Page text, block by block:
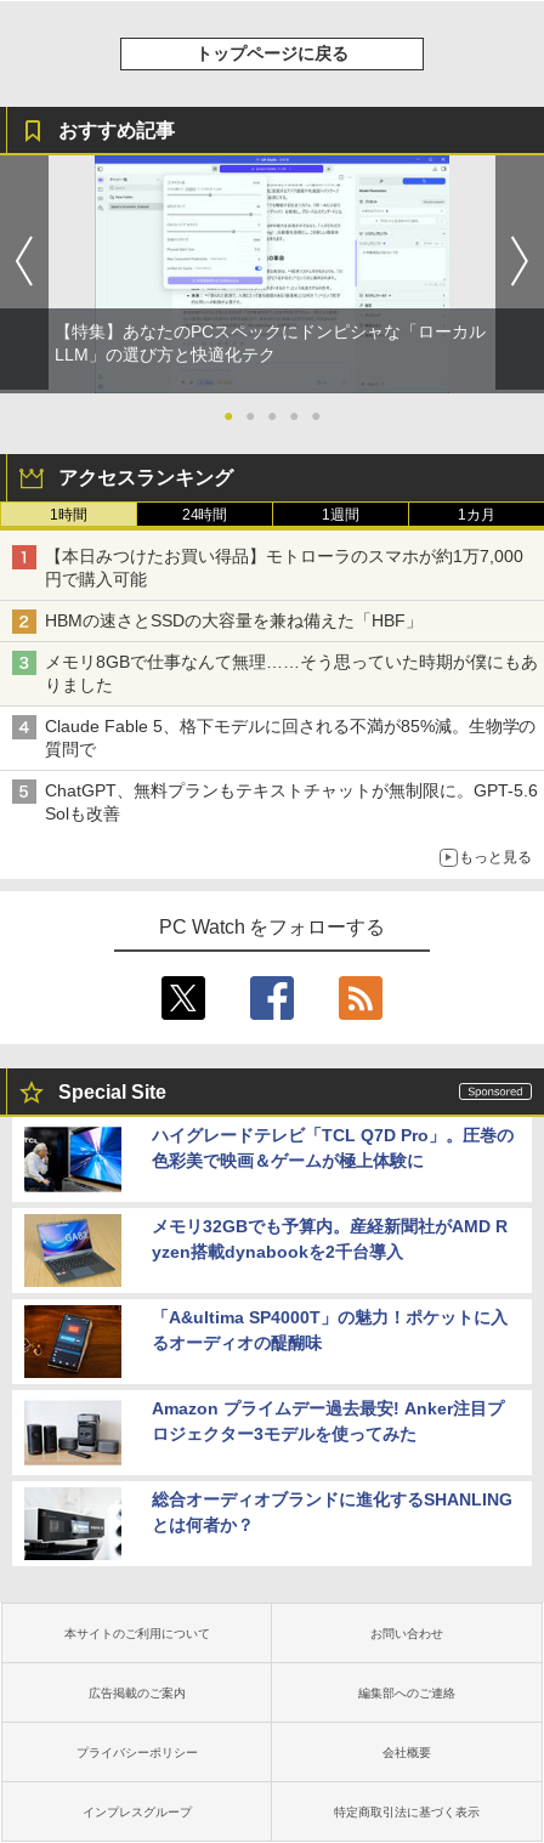
￥11,000
5
版 [ 一般社団法人日本施設基準管理士協
会 ]
￥22,000
セリング 自動ペアリング Type-C充電 マイク
付き 防水 タッチ式音量調整 スポーツ/通勤/通
Xiaomi シャオミ REDMI Buds 8 Lite ワイヤ
レスイヤホン Bluetooth 5.4 ノイズキャンセ
リング ANC 36時間再生
￥2,980
BUGS LIFE
￥250
￥1,625
ベルレス 650mlPET×24本
￥2,009
スーパーの裏でヤニ吸うふたり 9巻 (デジタル
￥810
トップページに戻る
おすすめ記事
【特集】あなたのPCスペックにドンピシャな「ローカル
LLM」の選び方と快適化テク
● ● ● ● ●
アクセスランキング
1時間 24時間 1週間 1カ月
【本日みつけたお買い得品】モトローラのスマホが約1万7,000
円で購入可能
HBMの速さとSSDの大容量を兼ね備えた「HBF」
メモリ8GBで仕事なんて無理……そう思っていた時期が僕にもあ
りました
Claude Fable 5、格下モデルに回される不満が85%減。生物学の
質問で
ChatGPT、無料プランもテキストチャットが無制限に。GPT-5.6
Solも改善
もっと見る
PC Watch をフォローする
Special Site
ハイグレードテレビ「TCL Q7D Pro」。圧巻の
色彩美で映画＆ゲームが極上体験に
メモリ32GBでも予算内。産経新聞社がAMD R
yzen搭載dynabookを2千台導入
「A&ultima SP4000T」の魅力！ポケットに入
るオーディオの醍醐味
Amazon プライムデー過去最安! Anker注目プ
ロジェクター3モデルを使ってみた
総合オーディオブランドに進化するSHANLING
とは何者か？
本サイトのご利用について お問い合わせ
広告掲載のご案内 編集部へのご連絡
プライバシーポリシー 会社概要
インプレスグループ 特定商取引法に基づく表示